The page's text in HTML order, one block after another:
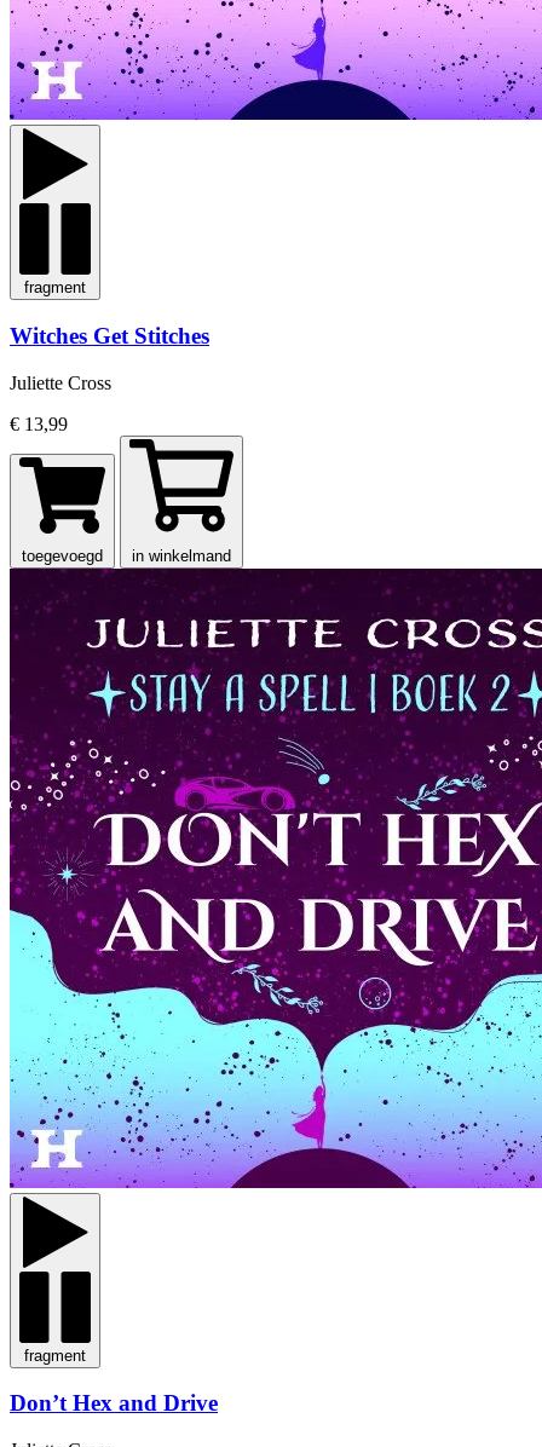
fragment
Witches Get Stitches
Juliette Cross
€ 13,99
toegevoegd in winkelmand
fragment
Don’t Hex and Drive